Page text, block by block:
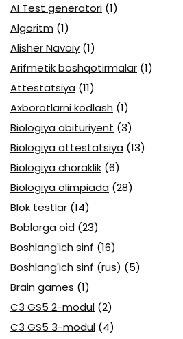
AI Test generatori (1)
Algoritm (1)
Alisher Navoiy (1)
Arifmetik boshqotirmalar (1)
Attestatsiya (11)
Axborotlarni kodlash (1)
Biologiya abituriyent (3)
Biologiya attestatsiya (13)
Biologiya choraklik (6)
Biologiya olimpiada (28)
Blok testlar (14)
Boblarga oid (23)
Boshlang'ich sinf (16)
Boshlang'ich sinf (rus) (5)
Brain games (1)
C3 GS5 2-modul (2)
C3 GS5 3-modul (4)